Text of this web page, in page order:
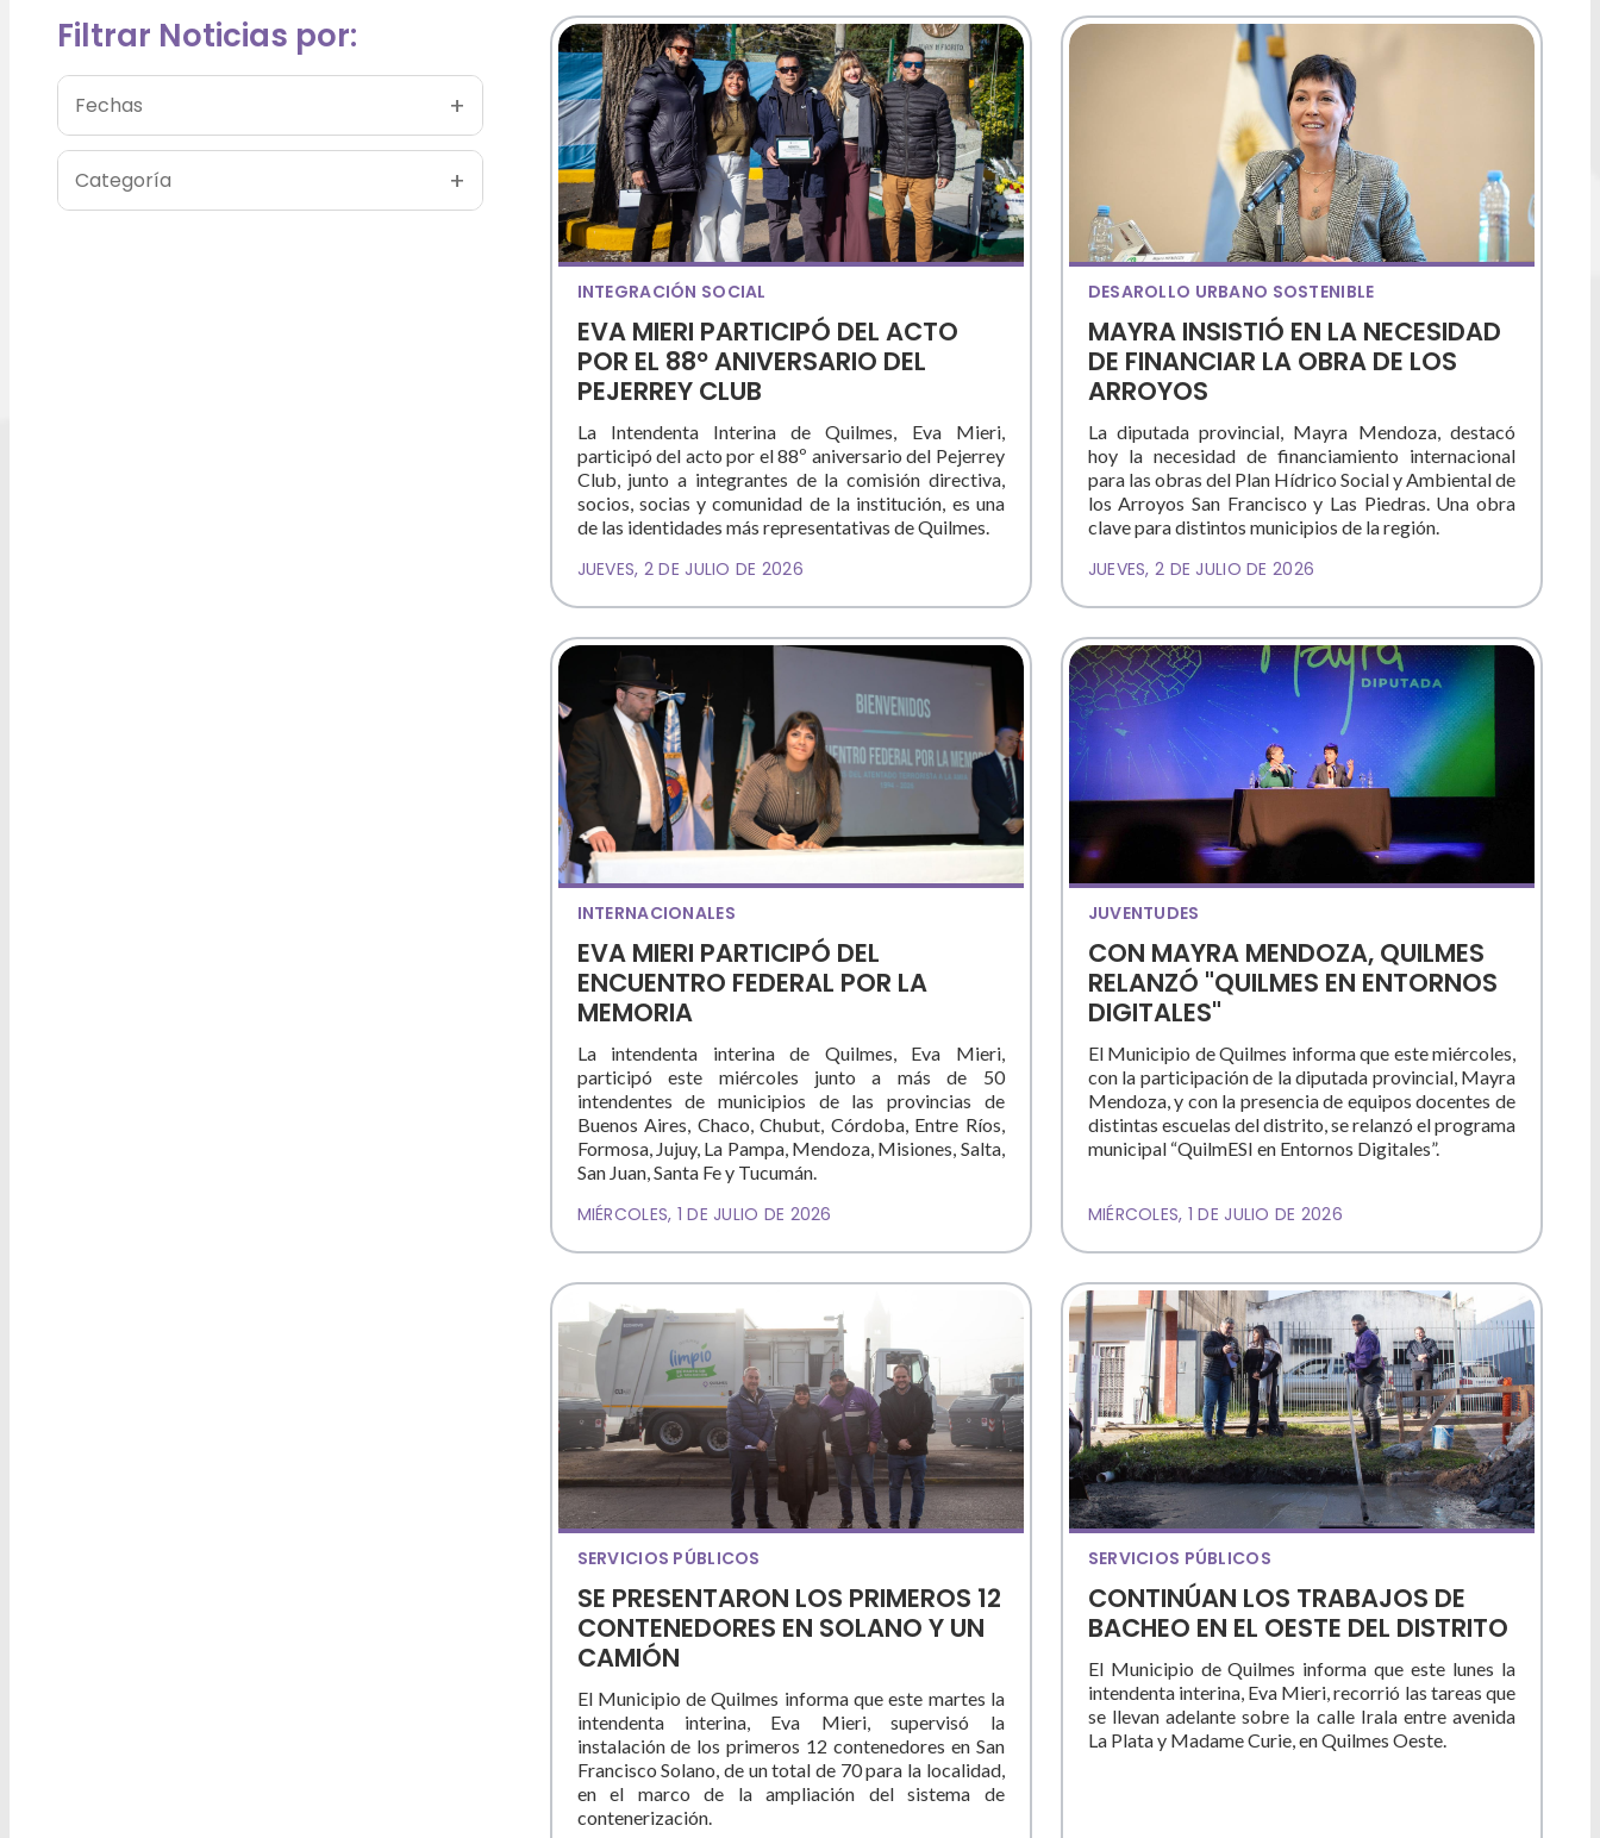
Filtrar Noticias por:
Fechas +
Categoría +
INTEGRACIÓN SOCIAL
EVA MIERI PARTICIPÓ DEL ACTO
POR EL 88º ANIVERSARIO DEL
PEJERREY CLUB
La Intendenta Interina de Quilmes, Eva Mieri,
participó del acto por el 88º aniversario del Pejerrey
Club, junto a integrantes de la comisión directiva,
socios, socias y comunidad de la institución, es una
de las identidades más representativas de Quilmes.
JUEVES, 2 DE JULIO DE 2026
DESAROLLO URBANO SOSTENIBLE
MAYRA INSISTIÓ EN LA NECESIDAD
DE FINANCIAR LA OBRA DE LOS
ARROYOS
La diputada provincial, Mayra Mendoza, destacó
hoy la necesidad de financiamiento internacional
para las obras del Plan Hídrico Social y Ambiental de
los Arroyos San Francisco y Las Piedras. Una obra
clave para distintos municipios de la región.
JUEVES, 2 DE JULIO DE 2026
INTERNACIONALES
EVA MIERI PARTICIPÓ DEL
ENCUENTRO FEDERAL POR LA
MEMORIA
La intendenta interina de Quilmes, Eva Mieri,
participó este miércoles junto a más de 50
intendentes de municipios de las provincias de
Buenos Aires, Chaco, Chubut, Córdoba, Entre Ríos,
Formosa, Jujuy, La Pampa, Mendoza, Misiones, Salta,
San Juan, Santa Fe y Tucumán.
MIÉRCOLES, 1 DE JULIO DE 2026
JUVENTUDES
CON MAYRA MENDOZA, QUILMES
RELANZÓ "QUILMES EN ENTORNOS
DIGITALES"
El Municipio de Quilmes informa que este miércoles,
con la participación de la diputada provincial, Mayra
Mendoza, y con la presencia de equipos docentes de
distintas escuelas del distrito, se relanzó el programa
municipal “QuilmESI en Entornos Digitales”.
MIÉRCOLES, 1 DE JULIO DE 2026
SERVICIOS PÚBLICOS
SE PRESENTARON LOS PRIMEROS 12
CONTENEDORES EN SOLANO Y UN
CAMIÓN
El Municipio de Quilmes informa que este martes la
intendenta interina, Eva Mieri, supervisó la
instalación de los primeros 12 contenedores en San
Francisco Solano, de un total de 70 para la localidad,
en el marco de la ampliación del sistema de
contenerización.
SERVICIOS PÚBLICOS
CONTINÚAN LOS TRABAJOS DE
BACHEO EN EL OESTE DEL DISTRITO
El Municipio de Quilmes informa que este lunes la
intendenta interina, Eva Mieri, recorrió las tareas que
se llevan adelante sobre la calle Irala entre avenida
La Plata y Madame Curie, en Quilmes Oeste.